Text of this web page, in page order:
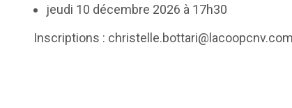
jeudi 10 décembre 2026 à 17h30
Inscriptions : christelle.bottari@lacoopcnv.com